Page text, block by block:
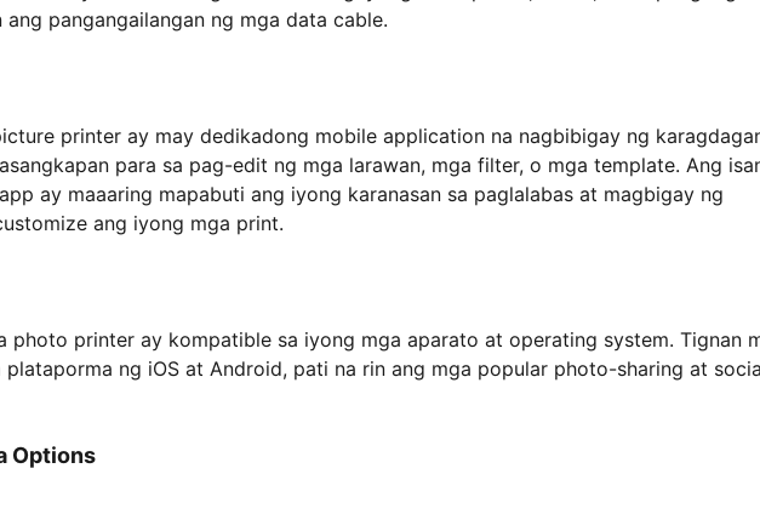
pangangailangan ng mga data cable.
printer ay may dedikadong mobile application na nagbibigay ng
para sa pag-edit ng mga larawan, mga filter, o mga template. Ang
ay maaaring mapabuti ang iyong karanasan sa paglalabas at magbigay ng
ang iyong mga print.
photo printer ay kompatible sa iyong mga aparato at operating system. Tignan
ng iOS at Android, pati na rin ang mga popular photo-sharing at
Options